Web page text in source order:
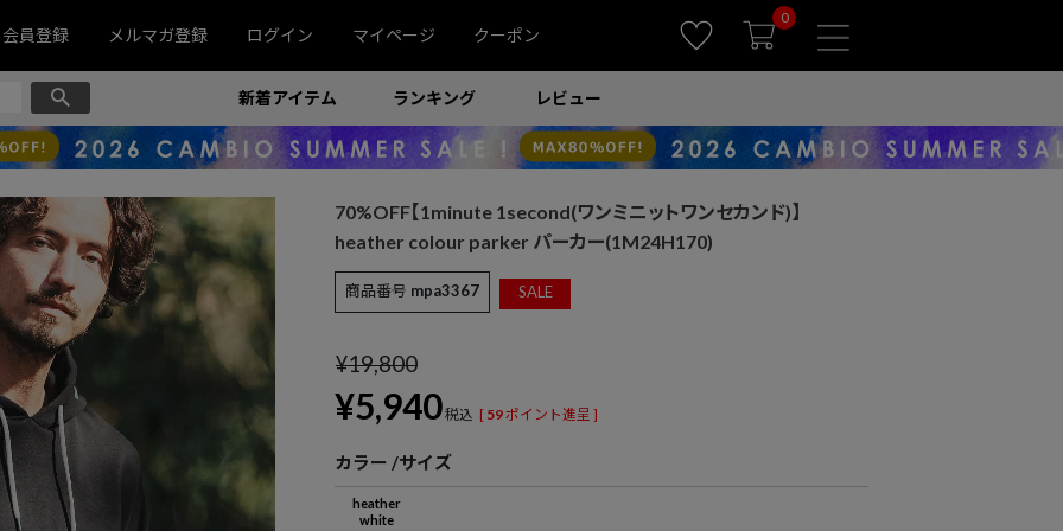
会員登録 メルマガ登録 ログイン マイページ クーポン
0
新着アイテム ランキング レビュー
70%OFF【1minute 1second(ワンミニットワンセカンド)】
heather colour parker パーカー(1M24H170)
商品番号 mpa3367 SALE
¥19,800
¥5,940税込 [ 59ポイント進呈 ]
カラー サイズ
heather
white